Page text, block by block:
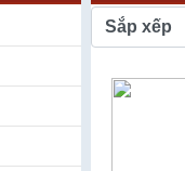
Sắp xếp